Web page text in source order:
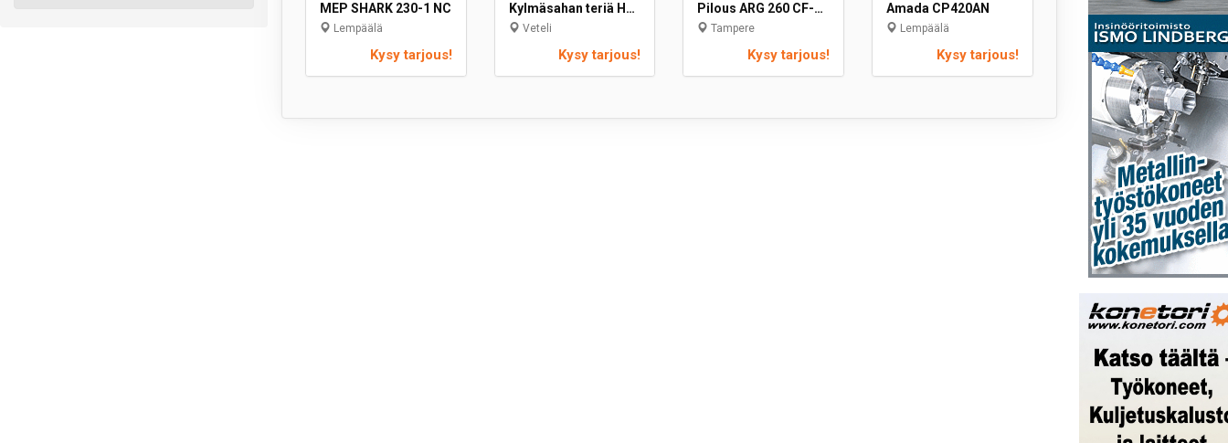
MEP SHARK 230-1 NC
Lempäälä
Kysy tarjous!
Kylmäsahan teriä Halkaisija 700
Veteli
Kysy tarjous!
Pilous ARG 260 CF-NC Automat
Tampere
Kysy tarjous!
Amada CP420AN
Lempäälä
Kysy tarjous!